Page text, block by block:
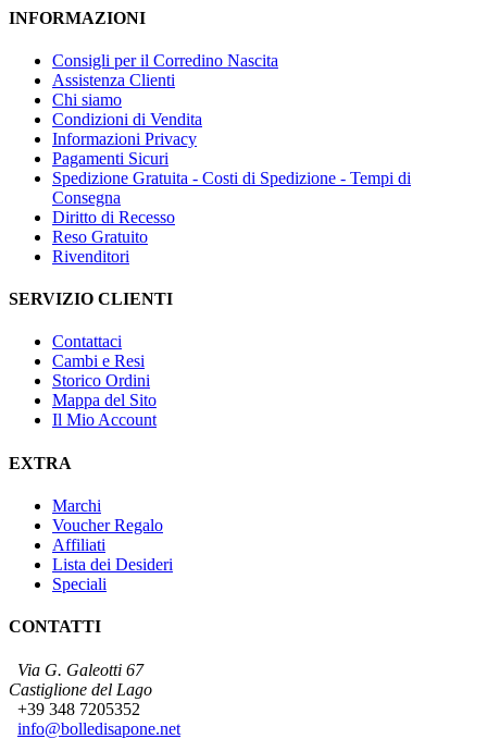
INFORMAZIONI
Consigli per il Corredino Nascita
Assistenza Clienti
Chi siamo
Condizioni di Vendita
Informazioni Privacy
Pagamenti Sicuri
Spedizione Gratuita - Costi di Spedizione - Tempi di
Consegna
Diritto di Recesso
Reso Gratuito
Rivenditori
SERVIZIO CLIENTI
Contattaci
Cambi e Resi
Storico Ordini
Mappa del Sito
Il Mio Account
EXTRA
Marchi
Voucher Regalo
Affiliati
Lista dei Desideri
Speciali
CONTATTI
Via G. Galeotti 67
Castiglione del Lago
+39 348 7205352
info@bolledisapone.net